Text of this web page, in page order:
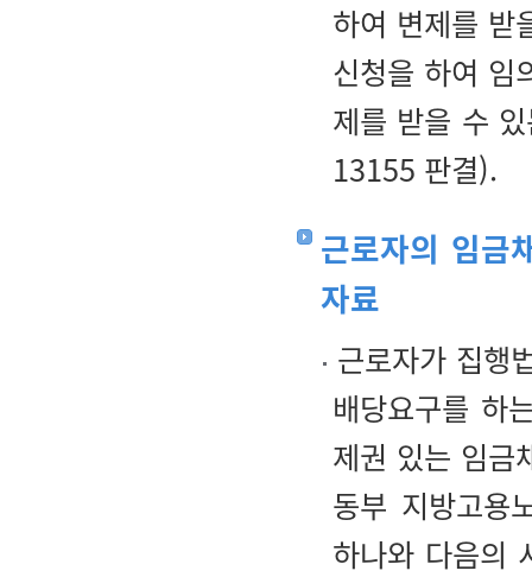
하여 변제를 받
신청을 하여 임
제를 받을 수
13155 판결).
근로자의 임금
자료
근로자가 집행
배당요구를 하
제권 있는 임금
동부 지방고용
하나와 다음의